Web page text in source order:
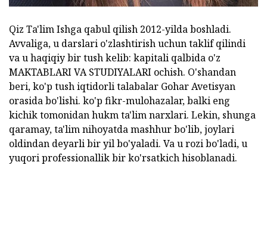
Qiz Ta'lim Ishga qabul qilish 2012-yilda boshladi.
Avvaliga, u darslari o'zlashtirish uchun taklif qilindi
va u haqiqiy bir tush kelib: kapitali qalbida o'z
MAKTABLARI VA STUDIYALARI ochish. O'shandan
beri, ko'p tush iqtidorli talabalar Gohar Avetisyan
orasida bo'lishi. ko'p fikr-mulohazalar, balki eng
kichik tomonidan hukm ta'lim narxlari. Lekin, shunga
qaramay, ta'lim nihoyatda mashhur bo'lib, joylari
oldindan deyarli bir yil bo'yaladi. Va u rozi bo'ladi, u
yuqori professionallik bir ko'rsatkich hisoblanadi.